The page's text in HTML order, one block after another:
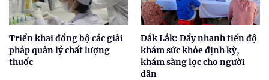
Triển khai đồng bộ các giải
pháp quản lý chất lượng
thuốc
Đắk Lắk: Đẩy nhanh tiến độ
khám sức khỏe định kỳ,
khám sàng lọc cho người
dân